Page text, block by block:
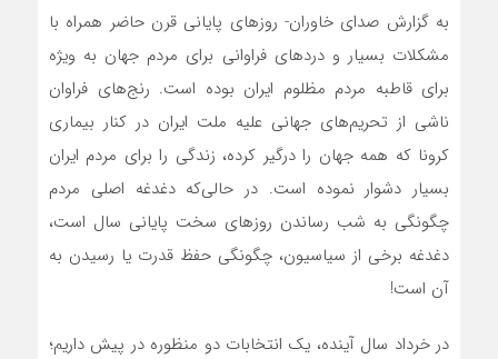
به گزارش صدای خاوران- روزهای پایانی قرن حاضر همراه با
مشکلات بسیار و دردهای فراوانی برای مردم جهان به ویژه
برای قاطبه مردم مظلوم ایران بوده است. رنج‌های فراوان
ناشی از تحریم‌های جهانی علیه ملت ایران در کنار بیماری
کرونا که همه جهان را درگیر کرده، زندگی را برای مردم ایران
بسیار دشوار نموده است. در حالی‌که دغدغه اصلی مردم
چگونگی به شب رساندن روزهای سخت پایانی سال است،
دغدغه برخی از سیاسیون، چگونگی حفظ قدرت یا رسیدن به
آن است!
در خرداد سال آینده، یک انتخابات دو منظوره در پیش داریم؛